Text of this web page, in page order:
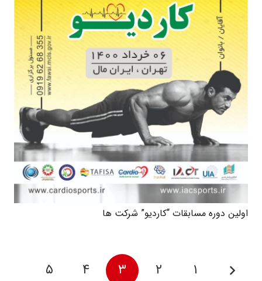
اولین دوره مسابقات “کاردیو” شرکت ها
۱ ۲ ۳ ۴
۵